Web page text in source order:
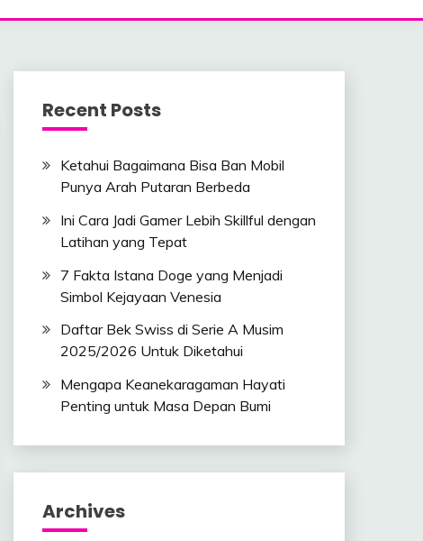
Recent Posts
Ketahui Bagaimana Bisa Ban Mobil
Punya Arah Putaran Berbeda
Ini Cara Jadi Gamer Lebih Skillful dengan
Latihan yang Tepat
7 Fakta Istana Doge yang Menjadi
Simbol Kejayaan Venesia
Daftar Bek Swiss di Serie A Musim
2025/2026 Untuk Diketahui
Mengapa Keanekaragaman Hayati
Penting untuk Masa Depan Bumi
Archives